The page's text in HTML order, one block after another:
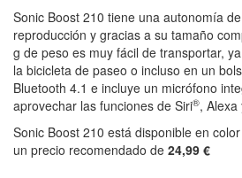
Sonic Boost 210 tiene una autonomía
reproducción y gracias a su tamaño
g de peso es muy fácil de transportar,
la bicicleta de paseo o incluso en un
Bluetooth 4.1 e incluye un micrófono
aprovechar las funciones de Siri®,
Sonic Boost 210 está disponible en
un precio recomendado de 24,99 €